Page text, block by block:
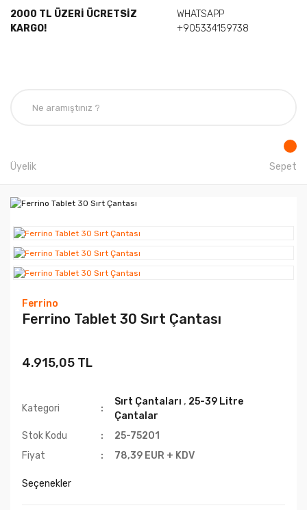
2000 TL ÜZERİ ÜCRETSİZ
KARGO!
WHATSAPP
+905334159738
Üyelik Sepet
Ferrino
Ferrino Tablet 30 Sırt Çantası
4.915,05 TL
Kategori
Sırt Çantaları , 25-39 Litre
Çantalar
Stok Kodu
25-75201
Fiyat
78,39 EUR + KDV
Seçenekler